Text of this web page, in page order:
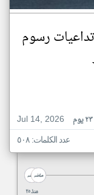
رسوم
Jul 14, 2026
عدد الكلمات: ٥٠٨
منذ ٢٥